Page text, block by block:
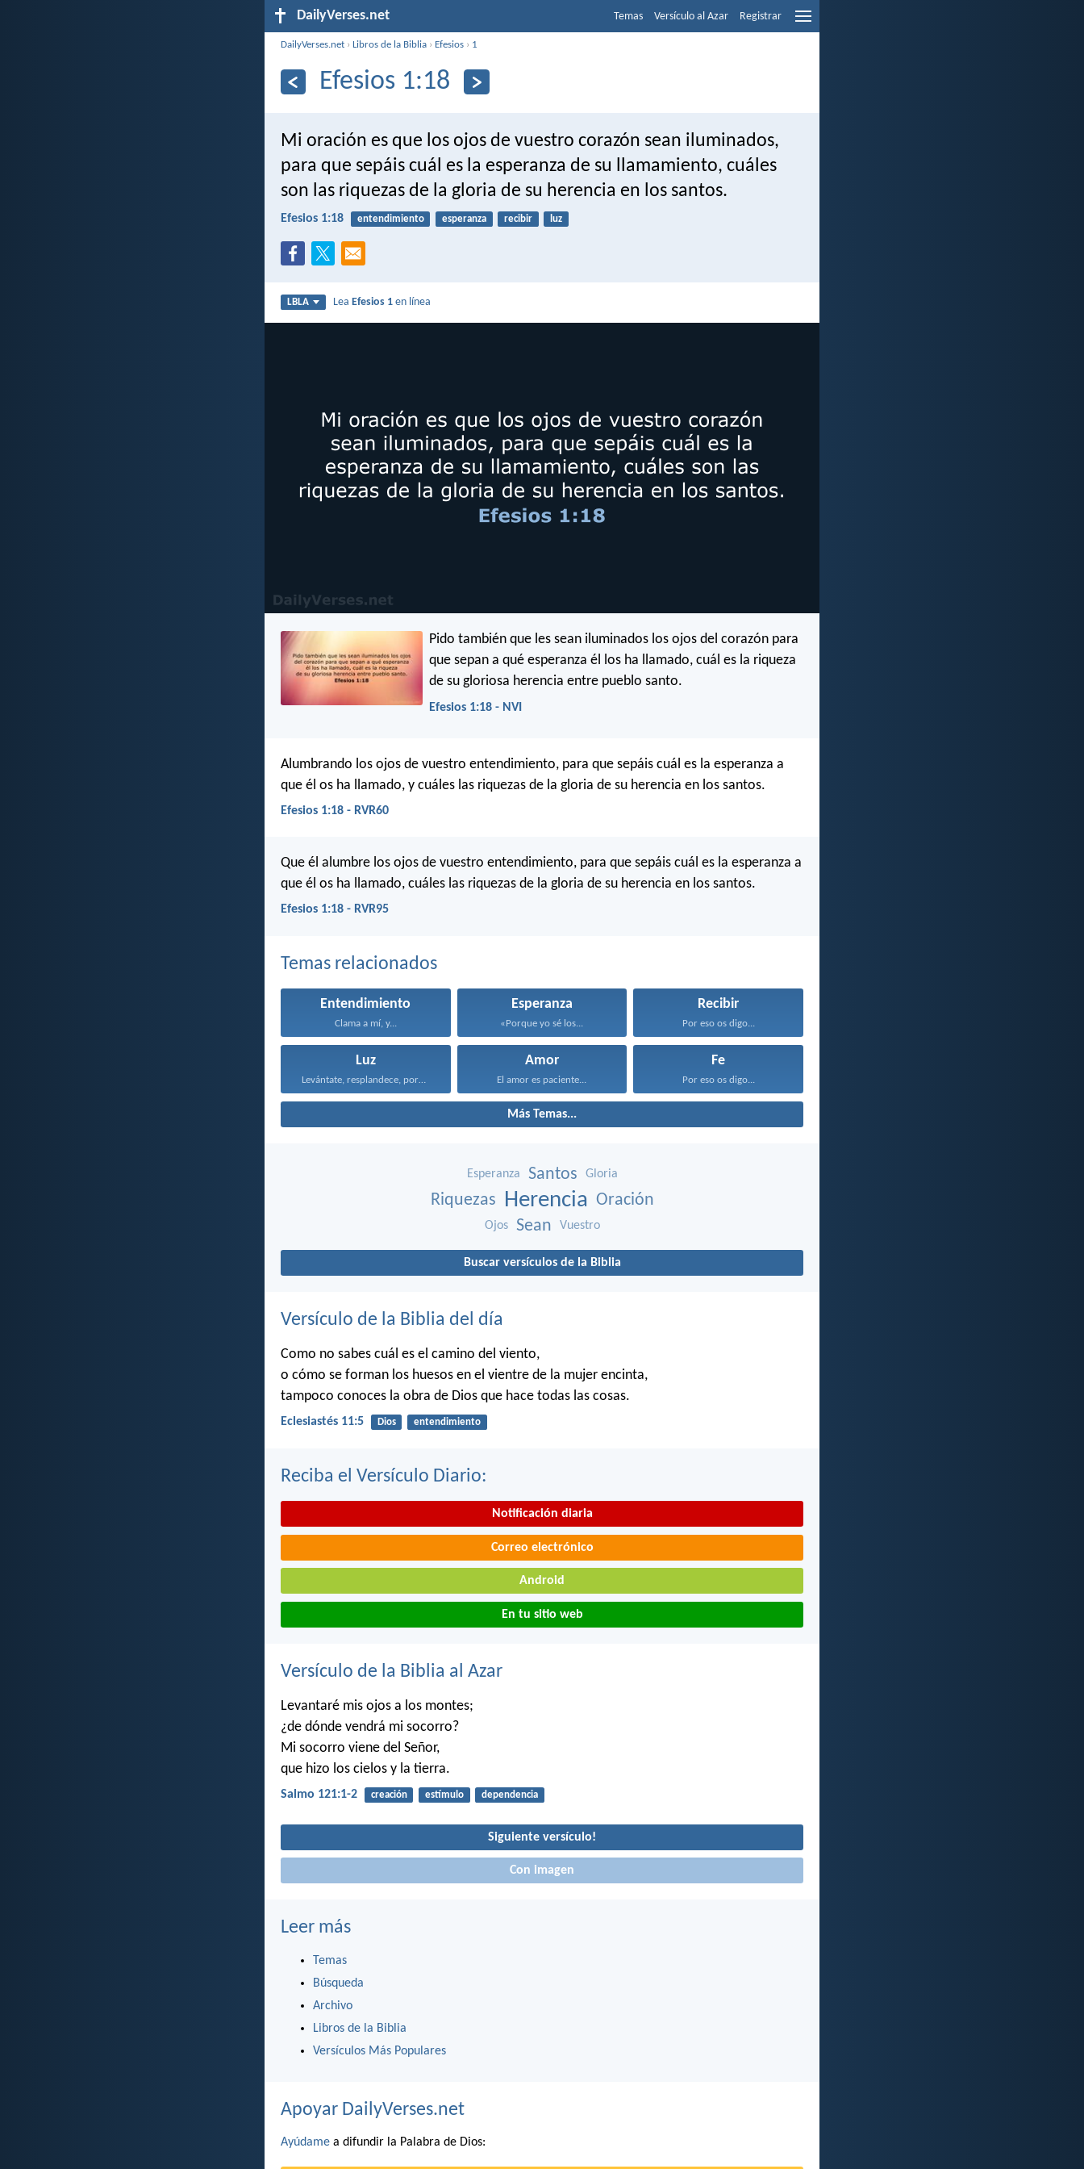
DailyVerses.net Temas Versículo al Azar Registrar
DailyVerses.net ›Libros de la Biblia › Efesios › 1
Efesios 1:18
Mi oración es que los ojos de vuestro corazón sean iluminados,
para que sepáis cuál es la esperanza de su llamamiento, cuáles
son las riquezas de la gloria de su herencia en los santos.
Efesios 1:18 entendimiento esperanza recibir luz
LBLA LeaEfesios 1 en línea
Pido también que les sean iluminados los ojos del corazón para
que sepan a qué esperanza él los ha llamado, cuál es la riqueza
de su gloriosa herencia entre pueblo santo.
Efesios 1:18 - NVI
Alumbrando los ojos de vuestro entendimiento, para que sepáis cuál es la esperanza a
que él os ha llamado, y cuáles las riquezas de la gloria de su herencia en los santos.
Efesios 1:18 - RVR60
Que él alumbre los ojos de vuestro entendimiento, para que sepáis cuál es la esperanza a
que él os ha llamado, cuáles las riquezas de la gloria de su herencia en los santos.
Efesios 1:18 - RVR95
Temas relacionados
Entendimiento
Clama a mí, y...
Esperanza
«Porque yo sé los...
Recibir
Por eso os digo...
Luz
Levántate, resplandece, porque ha...
Amor
El amor es paciente...
Fe
Por eso os digo...
Más Temas...
Esperanza Santos Gloria
Riquezas Herencia Oración
Ojos Sean Vuestro
Buscar versículos de la Biblia
Versículo de la Biblia del día
Como no sabes cuál es el camino del viento,
o cómo se forman los huesos en el vientre de la mujer encinta,
tampoco conoces la obra de Dios que hace todas las cosas.
Eclesiastés 11:5 Dios entendimiento
Reciba el Versículo Diario:
Notificación diaria
Correo electrónico
Android
En tu sitio web
Versículo de la Biblia al Azar
Levantaré mis ojos a los montes;
¿de dónde vendrá mi socorro?
Mi socorro viene del Señor,
que hizo los cielos y la tierra.
Salmo 121:1-2 creación estímulo dependencia
Siguiente versículo!
Con imagen
Leer más
Temas
Búsqueda
Archivo
Libros de la Biblia
Versículos Más Populares
Apoyar DailyVerses.net
Ayúdame a difundir la Palabra de Dios: